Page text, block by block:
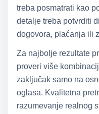
treba posmatrati kao
detalje treba potvrditi
dogovora, plaćanja ili
Za najbolje rezultate
proveri više
zaključak samo na
oglasa. Kvalitetna
razumevanje realnog